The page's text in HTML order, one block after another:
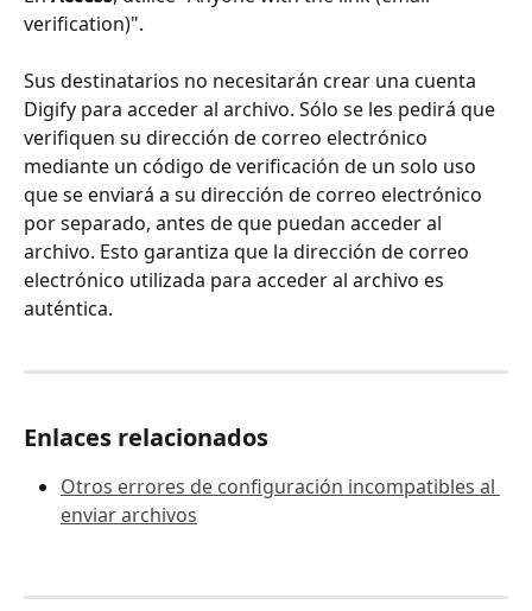
verification)".
Sus destinatarios no necesitarán crear una cuenta
Digify para acceder al archivo. Sólo se les pedirá que
verifiquen su dirección de correo electrónico
mediante un código de verificación de un solo uso
que se enviará a su dirección de correo electrónico
por separado, antes de que puedan acceder al
archivo. Esto garantiza que la dirección de correo
electrónico utilizada para acceder al archivo es
auténtica.
Enlaces relacionados
Otros errores de configuración incompatibles al
enviar archivos